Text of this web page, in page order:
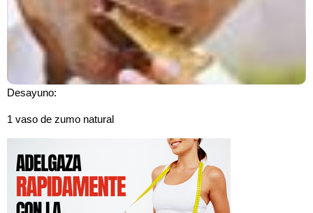
Desayuno:
1 vaso de zumo natural